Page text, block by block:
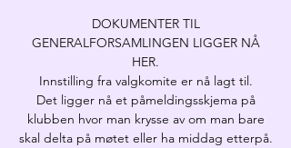
DOKUMENTER TIL
GENERALFORSAMLINGEN LIGGER NÅ
HER.
Innstilling fra valgkomite er nå lagt til.
Det ligger nå et påmeldingsskjema på
klubben hvor man krysse av om man bare
skal delta på møtet eller ha middag etterpå.